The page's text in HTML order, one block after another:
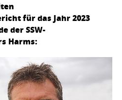
für das Jahr 2023
der SSW-
Harms: